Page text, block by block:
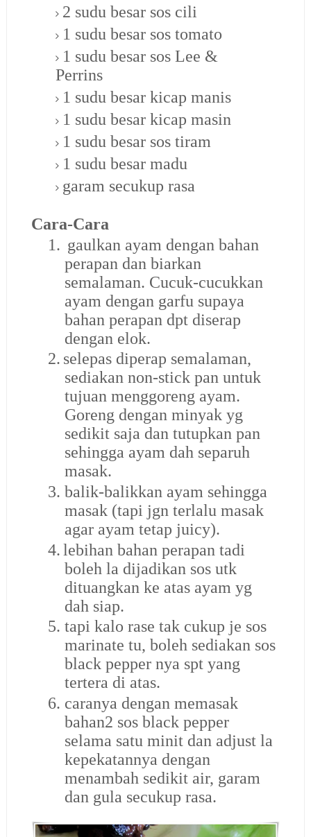
2 sudu besar sos cili
1 sudu besar sos tomato
1 sudu besar sos Lee &
Perrins
1 sudu besar kicap manis
1 sudu besar kicap masin
1 sudu besar sos tiram
1 sudu besar madu
garam secukup rasa
Cara-Cara
1. gaulkan ayam dengan bahan
perapan dan biarkan
semalaman. Cucuk-cucukkan
ayam dengan garfu supaya
bahan perapan dpt diserap
dengan elok.
2. selepas diperap semalaman,
sediakan non-stick pan untuk
tujuan menggoreng ayam.
Goreng dengan minyak yg
sedikit saja dan tutupkan pan
sehingga ayam dah separuh
masak.
3. balik-balikkan ayam sehingga
masak (tapi jgn terlalu masak
agar ayam tetap juicy).
4.lebihan bahan perapan tadi
boleh la dijadikan sos utk
dituangkan ke atas ayam yg
dah siap.
5. tapi kalo rase tak cukup je sos
marinate tu, boleh sediakan sos
black pepper nya spt yang
tertera di atas.
6. caranya dengan memasak
bahan2 sos black pepper
selama satu minit dan adjust la
kepekatannya dengan
menambah sedikit air, garam
dan gula secukup rasa.